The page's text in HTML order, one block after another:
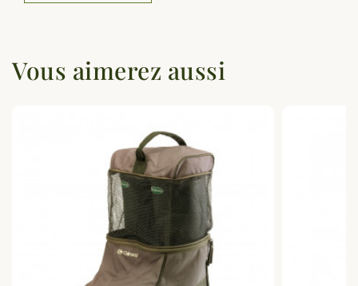
Vous aimerez aussi